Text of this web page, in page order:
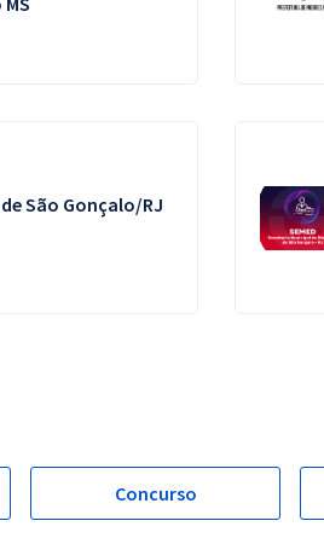
São Gonçalo/RJ
Concurso